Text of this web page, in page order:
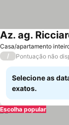
Casa/apartamento
Az. ag.
/ Pontuação não
Selecione as
exatos.
Escolha popular